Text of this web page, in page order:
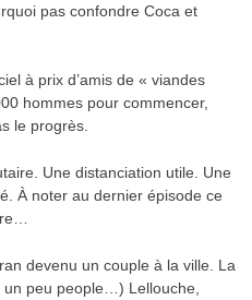
pas confondre Coca et
à prix d’amis de « viandes
hommes pour commencer,
le progrès.
Une distanciation utile. Une
À noter au dernier épisode ce
devenu un couple à la ville. La
un peu people…) Lellouche,